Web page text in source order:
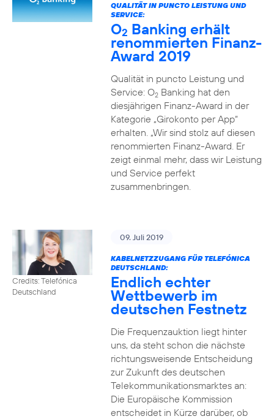
QUALITÄT IN PUNCTO LEISTUNG UND
SERVICE:
O2 Banking erhält
renommierten Finanz-
Award 2019
Qualität in puncto Leistung und
Service: O2Banking hat den
diesjährigen Finanz-Award in der
Kategorie „Girokonto per App“
erhalten. „Wir sind stolz auf diesen
renommierten Finanz-Award. Er
zeigt einmal mehr, dass wir Leistung
und Service perfekt
zusammenbringen.
Credits: Telefónica
Deutschland
09. Juli 2019
KABELNETZZUGANG FÜR TELEFÓNICA
DEUTSCHLAND:
Endlich echter
Wettbewerb im
deutschen Festnetz
Die Frequenzauktion liegt hinter
uns, da steht schon die nächste
richtungsweisende Entscheidung
zur Zukunft des deutschen
Telekommunikationsmarktes an:
Die Europäische Kommission
entscheidet in Kürze darüber, ob